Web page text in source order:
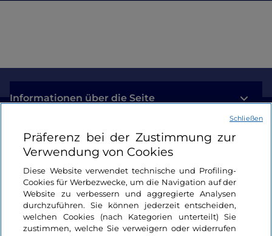
Informationen über die Seite
Nützliche Links
Login
Bleiben wir in Kontakt
Präferenz bei der Zustimmung zur
Verwendung von Cookies
Diese Website verwendet technische und Profiling-
Cookies für Werbezwecke, um die Navigation auf der
Website zu verbessern und aggregierte Analysen
durchzuführen. Sie können jederzeit entscheiden,
welchen Cookies (nach Kategorien unterteilt) Sie
zustimmen, welche Sie verweigern oder widerrufen
Schließen